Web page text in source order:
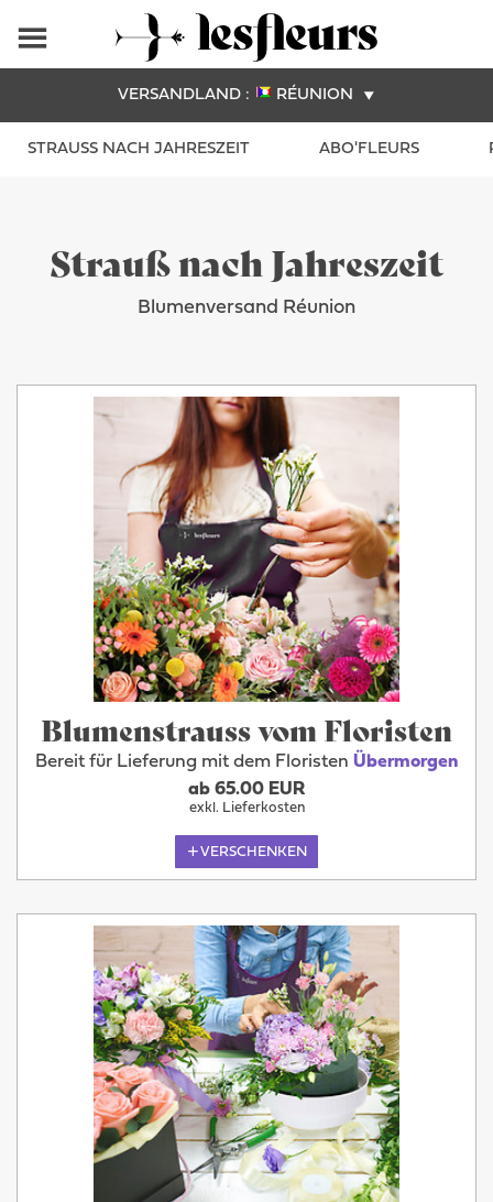
VERSANDLAND : RÉUNION
STRAUSS NACH JAHRESZEIT ABO'FLEURS
Strauß nach Jahreszeit
Blumenversand Réunion
Blumenstrauss vom Floristen
Bereit für Lieferung mit dem Floristen Übermorgen
ab 65.00 EUR
exkl. Lieferkosten
VERSCHENKEN